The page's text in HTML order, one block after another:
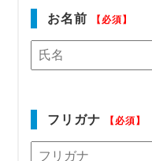
お名前 【必須】
フリガナ 【必須】